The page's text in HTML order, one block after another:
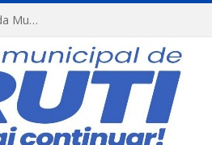
FESTRIBAL 2026 – No Coração da Amazônia. Apresentação da Munduruku.